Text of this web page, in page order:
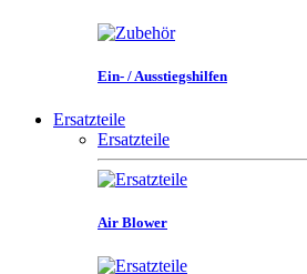
Ein- / Ausstiegshilfen
Ersatzteile
Ersatzteile
Air Blower